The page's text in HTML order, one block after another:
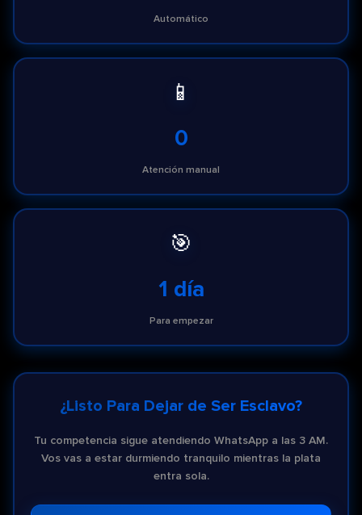
Automático
📱
0
Atención manual
🎯
1 día
Para empezar
¿Listo Para Dejar de Ser Esclavo?
Tu competencia sigue atendiendo WhatsApp a las 3 AM.
Vos vas a estar durmiendo tranquilo mientras la plata
entra sola.